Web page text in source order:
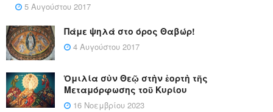
5 Αυγούστου 2017
Πάμε ψηλά στο όρος Θαβώρ!
4 Αυγούστου 2017
Ὁμιλία σὺν Θεῷ στὴν ἑορτὴ τῆς
Μεταμόρφωσης τοῦ Κυρίου
16 Νοεμβρίου 2023